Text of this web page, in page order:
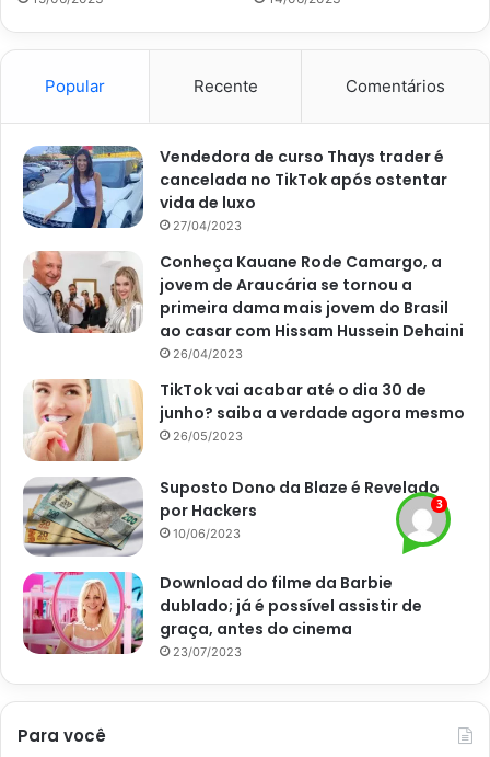
Em outra panela, coloque o abacaxi, o açúcar
mascavo, o vinagre branco e o molho de pimenta.
Cozinhe até que o molho fique grosso.
Adicione o creme de leite ao molho e misture bem.
Por fim, coloque o frango juntamente com o molho de
abacaxi na panela e leve ao fogo por mais 5 minutos.
Sirva com arroz branco e salada.
Dicas de como deixar seu frango caipira ainda
mais delicioso
Para deixar a receita de frango ainda mais saborosa, você
pode acrescentar alguns legumes, como cenoura, batata e
abóbora.Além disso, você também pode diferenciar ou
aumentar a quantidade de temperos, como tempero
baiano, chimichurri, açafrão e coentro.
algumas dicas para deixar sua receita ainda mais gostosa.
Ah, você também pode variar no acompanhamento.
Sabemos que muitos costumam servir esta receita de
frango caipira ao molho de abacaxi com arroz branco,
mas você também pode servi-la com pirão, purê de
Popular Recente Comentários
Vendedora de curso Thays trader é
cancelada no TikTok após ostentar
vida de luxo
27/04/2023
Conheça Kauane Rode Camargo, a
jovem de Araucária se tornou a
primeira dama mais jovem do Brasil
ao casar com Hissam Hussein Dehaini
26/04/2023
TikTok vai acabar até o dia 30 de
junho? saiba a verdade agora mesmo
26/05/2023
Suposto Dono da Blaze é Revelado
por Hackers
10/06/2023
Download do filme da Barbie
dublado; já é possível assistir de
graça, antes do cinema
23/07/2023
Para você